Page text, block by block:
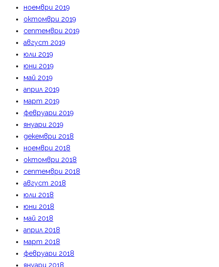
ноември 2019
октомври 2019
септември 2019
август 2019
юли 2019
юни 2019
май 2019
април 2019
март 2019
февруари 2019
януари 2019
декември 2018
ноември 2018
октомври 2018
септември 2018
август 2018
юли 2018
юни 2018
май 2018
април 2018
март 2018
февруари 2018
януари 2018